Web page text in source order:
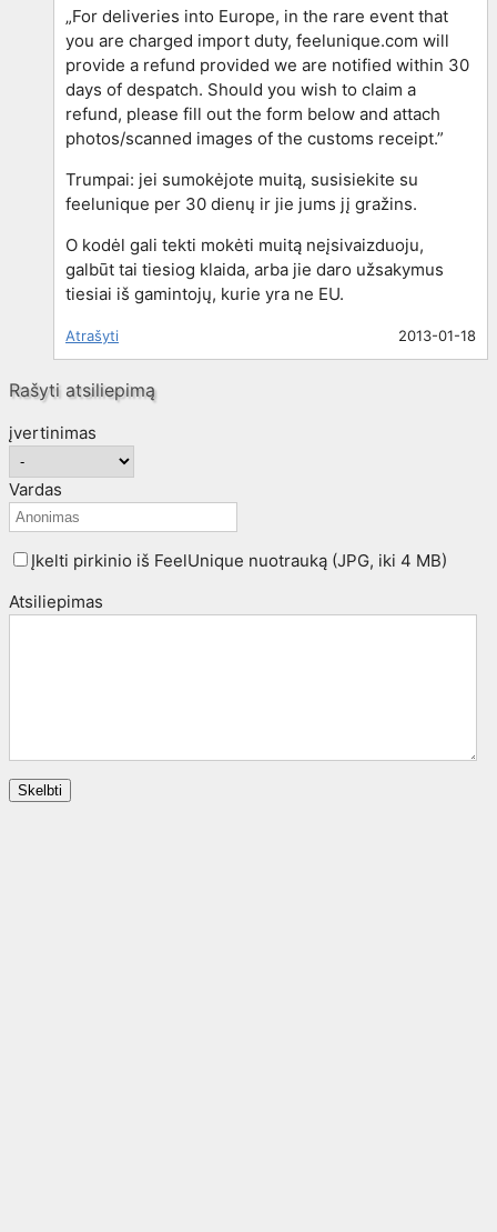
„For deliveries into Europe, in the rare event that
you are charged import duty, feelunique.com will
provide a refund provided we are notified within 30
days of despatch. Should you wish to claim a
refund, please fill out the form below and attach
photos/scanned images of the customs receipt.”
Trumpai: jei sumokėjote muitą, susisiekite su
feelunique per 30 dienų ir jie jums jį gražins.
O kodėl gali tekti mokėti muitą neįsivaizduoju,
galbūt tai tiesiog klaida, arba jie daro užsakymus
tiesiai iš gamintojų, kurie yra ne EU.
Atrašyti 2013-01-18
Rašyti atsiliepimą
įvertinimas
Vardas
Įkelti pirkinio iš FeelUnique nuotrauką (JPG, iki 4 MB)
Atsiliepimas